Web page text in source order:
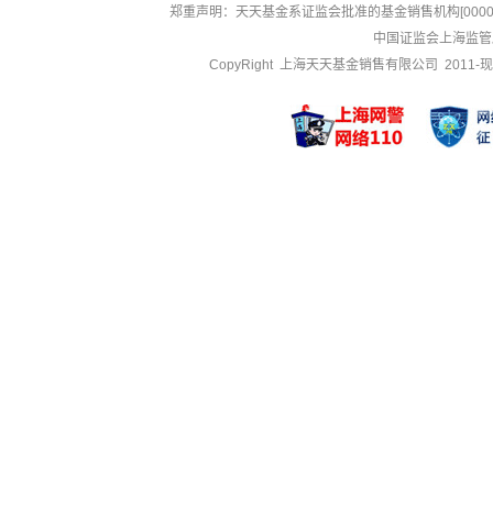
郑重声明： 天天基金系证监会批准的基金销售机构
中国证监会上海监
CopyRight 上海天天基金销售有限公司 2011-